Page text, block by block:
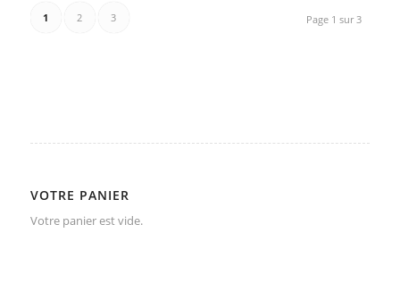
Page 1 sur 3
1 2 3
VOTRE PANIER
Votre panier est vide.